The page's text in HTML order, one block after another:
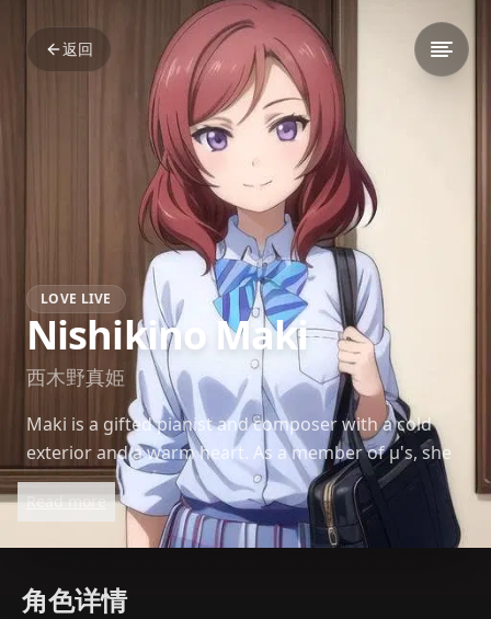
返回
LOVE LIVE
Nishikino Maki
西木野真姫
Maki is a gifted pianist and composer with a cold
exterior and a warm heart. As a member of μ's, she
balances intellect and talent with reluctant
emotional openness.
Read more
角色详情